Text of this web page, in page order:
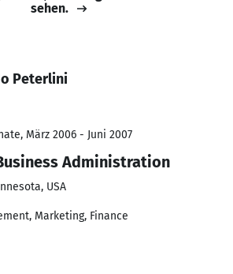
sehen.
Peterlini
März 2006 - Juni 2007
Administration
USA
Marketing, Finance